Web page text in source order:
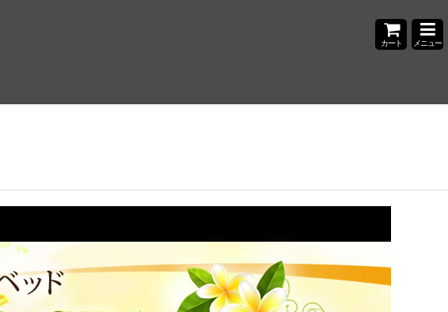
カート メニュー